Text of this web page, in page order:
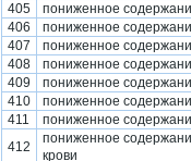
405
пониженное
406
пониженное
407
пониженное
408
пониженное
409
пониженное
410
пониженное
411
пониженное
412
пониженное
крови